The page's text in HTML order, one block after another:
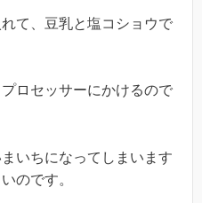
て、豆乳と塩コショウで
ロセッサーにかけるので
いちになってしまいます
のです。